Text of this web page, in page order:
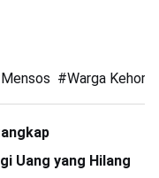
Mensos #Warga
Uang yang Hilang